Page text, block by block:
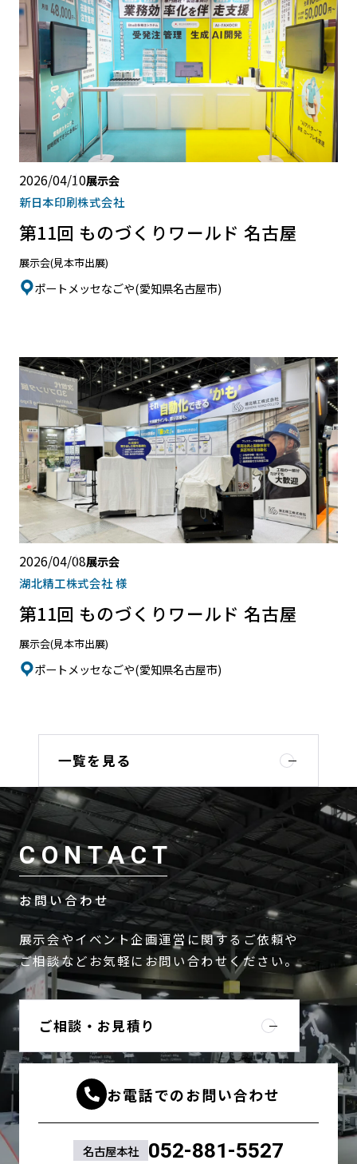
2026/04/10展示会
新日本印刷株式会社
第11回 ものづくりワールド 名古屋
展示会(見本市出展)
ポートメッセなごや(愛知県名古屋市)
2026/04/08展示会
湖北精工株式会社 様
第11回 ものづくりワールド 名古屋
展示会(見本市出展)
ポートメッセなごや(愛知県名古屋市)
一覧を見る
CONTACT
お問い合わせ
展示会やイベント企画運営に関するご依頼や
ご相談などお気軽にお問い合わせください。
ご相談・お見積り
お電話でのお問い合わせ
名古屋本社 052-881-5527